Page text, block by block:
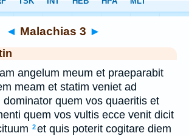
◄ Malachias 3 ►
angelum meum et praeparabit
meam et statim veniet ad
quem vos quaeritis et
quem vos vultis ecce venit dicit
2et quis poterit cogitare diem